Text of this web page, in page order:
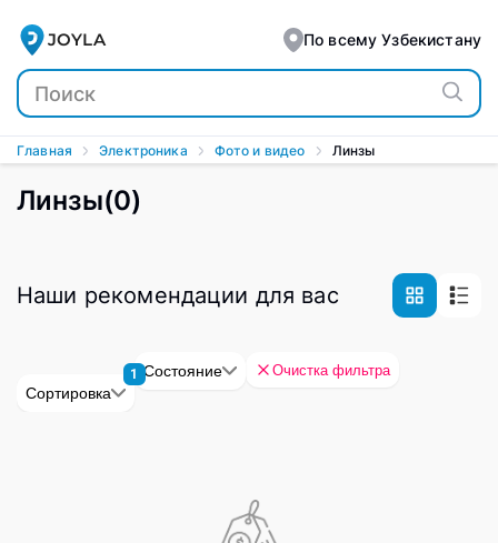
JOYLA По всему Узбекистану
Главная Электроника Фото и видео Линзы
Линзы(0)
Наши рекомендации для вас
Сортировка
1 Состояние Очистка фильтра